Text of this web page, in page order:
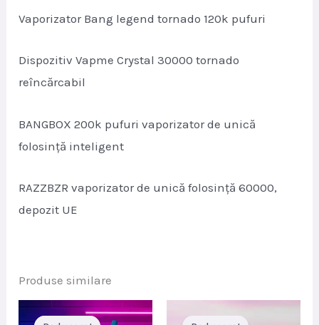
Vaporizator Bang legend tornado 120k pufuri
Dispozitiv Vapme Crystal 30000 tornado
reîncărcabil
BANGBOX 200k pufuri vaporizator de unică
folosință inteligent
RAZZBZR vaporizator de unică folosință 60000,
depozit UE
Produse similare